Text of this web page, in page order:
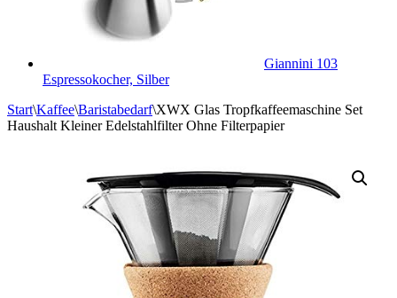
Giannini 103
Espressokocher, Silber
Start\Kaffee\Baristabedarf\XWX Glas Tropfkaffeemaschine Set
Haushalt Kleiner Edelstahlfilter Ohne Filterpapier